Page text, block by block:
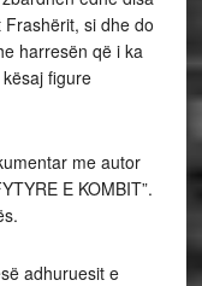
si dhe do
harresën që i ka
figure
me autor
E KOMBIT”.
adhuruesit e